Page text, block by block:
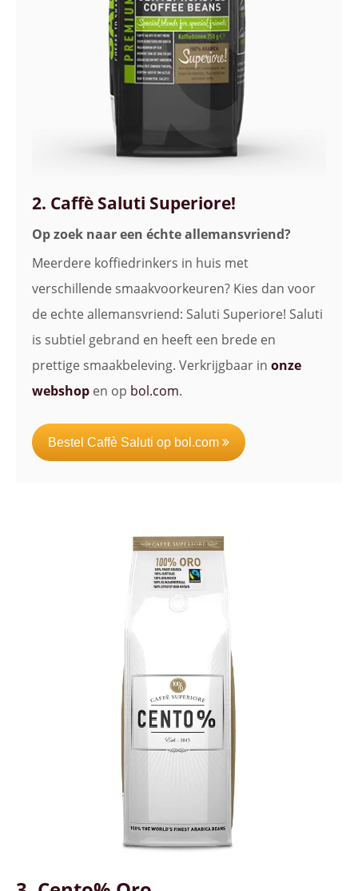
2. Caffè Saluti Superiore!
Op zoek naar een échte allemansvriend?
Meerdere koffiedrinkers in huis met
verschillende smaakvoorkeuren? Kies dan voor
de echte allemansvriend: Saluti Superiore! Saluti
is subtiel gebrand en heeft een brede en
prettige smaakbeleving. Verkrijgbaar in onze
webshop en op bol.com.
Bestel Caffè Saluti op bol.com